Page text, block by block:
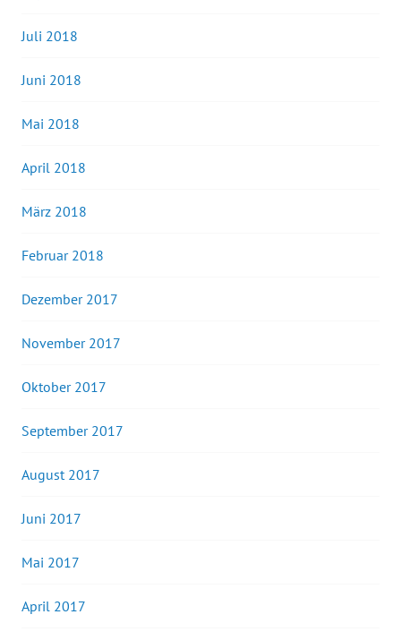
Juli 2018
Juni 2018
Mai 2018
April 2018
März 2018
Februar 2018
Dezember 2017
November 2017
Oktober 2017
September 2017
August 2017
Juni 2017
Mai 2017
April 2017